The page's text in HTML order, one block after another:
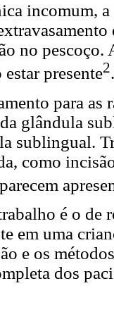
incomum,
no
presente2.
para
glândula
sublingual.
como
é o de
em uma
e os
dos